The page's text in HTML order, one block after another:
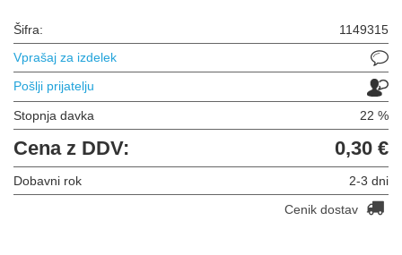
Šifra:
1149315
Vprašaj za izdelek
Pošlji prijatelju
Stopnja davka 22 %
Cena z DDV: 0,30 €
Dobavni rok
2-3 dni
Cenik dostav